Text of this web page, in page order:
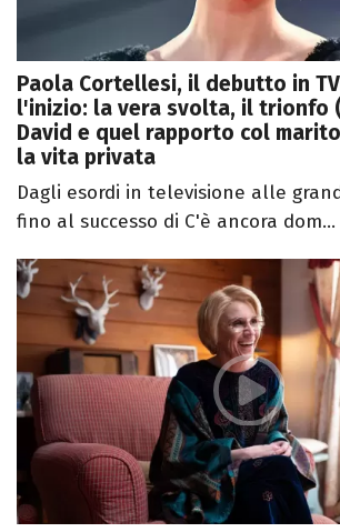
Paola Cortellesi, il debutto in
l'inizio: la vera svolta, il trionfo
David e quel rapporto col
la vita privata
Dagli esordi in televisione alle
fino al successo di C'è ancora dom...